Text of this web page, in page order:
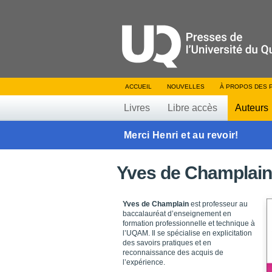
ACCUEIL NOUVELLES À PROPOS DES
Livres Libre accès Auteurs
Merci Henri et au revoir!
Yves de Champlain
Yves de Champlain est professeur au
baccalauréat d’enseignement en
formation professionnelle et technique à
l’UQAM. Il se spécialise en explicitation
des savoirs pratiques et en
reconnaissance des acquis de
l’expérience.